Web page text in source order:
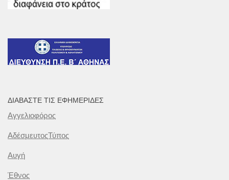
ΔΙΑΒΆΣΤΕ ΤΙΣ ΕΦΗΜΕΡΊΔΕΣ
Αγγελιοφόρος
ΑδέσμευτοςΤύπος
Αυγή
Έθνος